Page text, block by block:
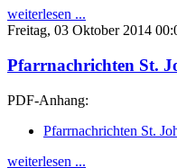
weiterlesen ...
Freitag, 03 Oktober 2014
Pfarrnachrichten St.
PDF-Anhang:
Pfarrnachrichten St.
weiterlesen ...